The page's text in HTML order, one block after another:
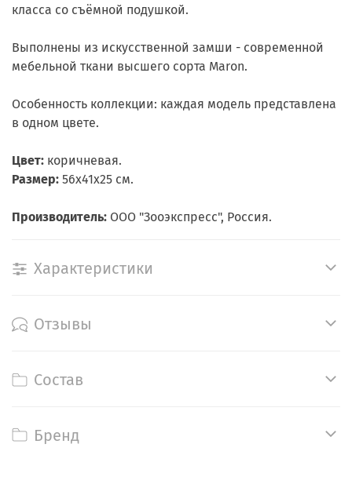
класса со съёмной подушкой.
Выполнены из искусственной замши - современной
мебельной ткани высшего сорта Maron.
Особенность коллекции: каждая модель представлена
в одном цвете.
Цвет: коричневая.
Размер: 56х41х25 см.
Производитель: ООО "Зооэкспресс", Россия.
Характеристики
Отзывы
Состав
Бренд